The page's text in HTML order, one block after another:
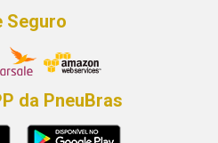
Seguro
da PneuBras